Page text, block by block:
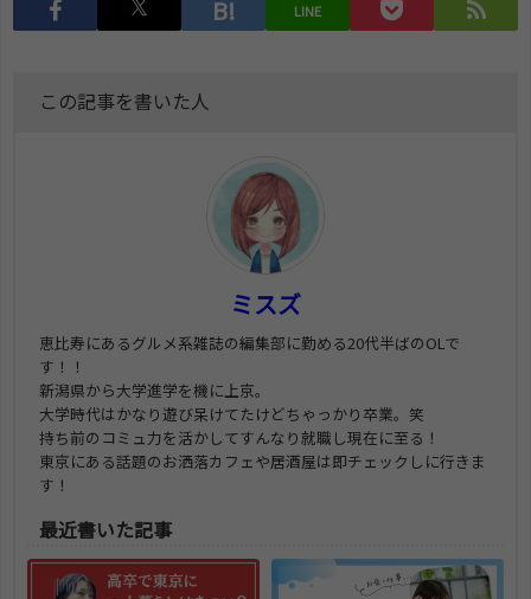
LINE
この記事を書いた人
ミスズ
恵比寿にあるグルメ系雑誌の編集部に勤める20代半ばのOLで
す！！
新潟県から大学進学を機に上京。
大学時代はかなり遊び呆けてたけどちゃっかり卒業。笑
持ち前のコミュ力を活かしてすんなり就職し現在に至る！
東京にある話題のお洒落カフェや居酒屋は即チェックしに行きま
す！
最近書いた記事